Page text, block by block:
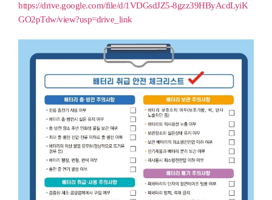
https://drive.google.com/file/d/1VDGsdJZ5-8gzz39HByAcdLyiK
GO2pTdw/view?usp=drive_link